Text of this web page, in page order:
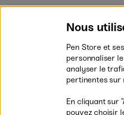
Nous
Pen Store et
personnaliser
analyser le
pertinentes sur
En cliquant sur
pouvez choisir